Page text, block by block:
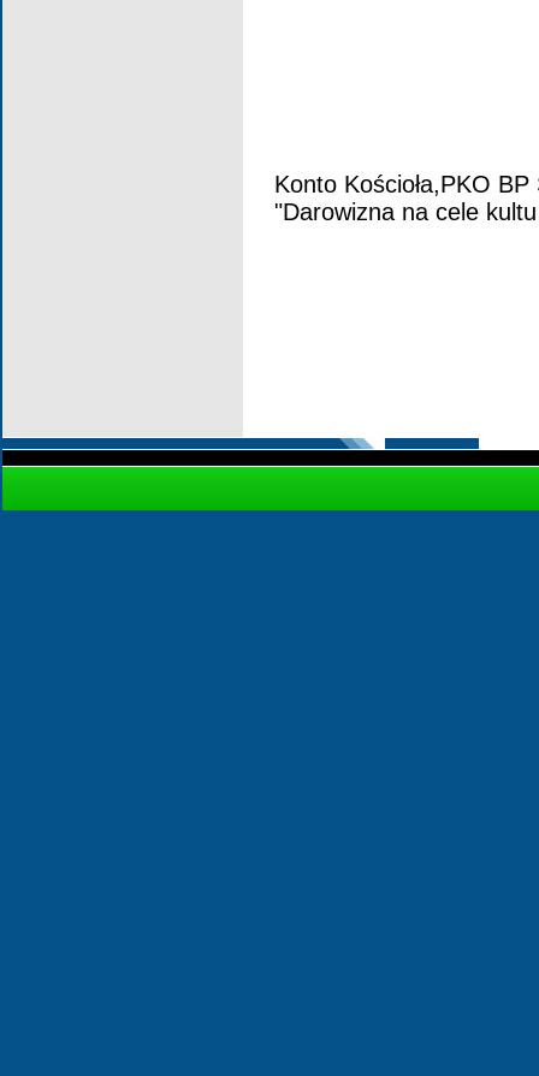
Konto Kościoła,PKO
"Darowizna na cele